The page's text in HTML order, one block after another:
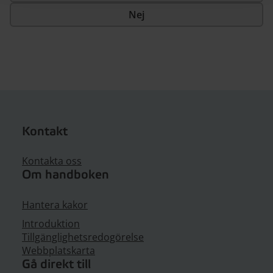
Nej
Kontakt
Kontakta oss
Om handboken
Hantera kakor
Introduktion
Tillgänglighetsredogörelse
Webbplatskarta
Gå direkt till